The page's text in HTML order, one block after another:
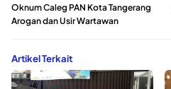
Oknum Caleg PAN Kota Tangerang
Arogan dan Usir Wartawan
Artikel Terkait